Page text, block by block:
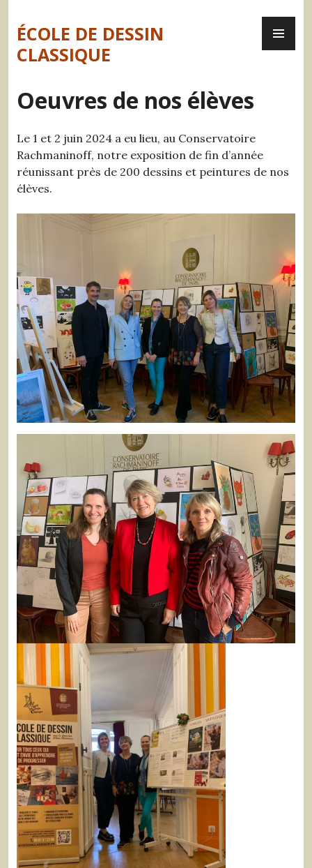
to
content
ÉCOLE DE DESSIN
CLASSIQUE
Oeuvres de nos élèves
Le 1 et 2 juin 2024 a eu lieu, au Conservatoire
Rachmaninoff, notre exposition de fin d’année
réunissant près de 200 dessins et peintures de nos
élèves.